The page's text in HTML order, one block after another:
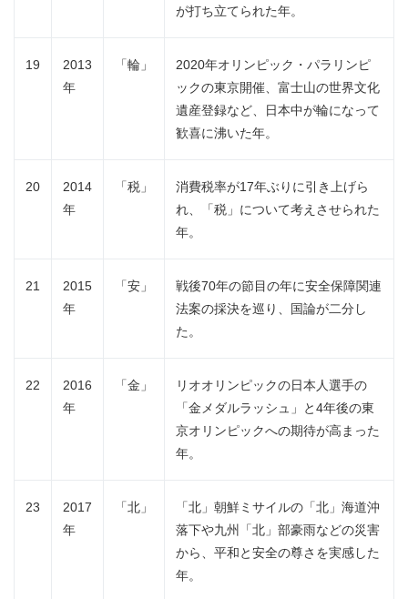
が打ち立てられた年。
19
2013
年
「輪」
2020年オリンピック・パラリンピ
ックの東京開催、富士山の世界文化
遺産登録など、日本中が輪になって
歓喜に沸いた年。
20
2014
年
「税」
消費税率が17年ぶりに引き上げら
れ、「税」について考えさせられた
年。
21
2015
年
「安」
戦後70年の節目の年に安全保障関連
法案の採決を巡り、国論が二分し
た。
22
2016
年
「金」
リオオリンピックの日本人選手の
「金メダルラッシュ」と4年後の東
京オリンピックへの期待が高まった
年。
23
2017
年
「北」
「北」朝鮮ミサイルの「北」海道沖
落下や九州「北」部豪雨などの災害
から、平和と安全の尊さを実感した
年。